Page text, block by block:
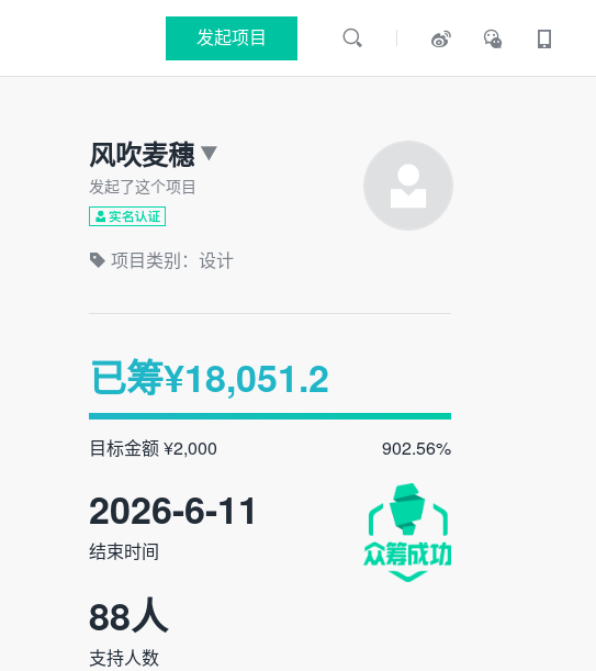
发起项目
风吹麦穗
发起了这个项目
项目类别：设计
已筹¥18,051.2
目标金额 ¥2,000 902.56%
2026-6-11
结束时间
88人
支持人数